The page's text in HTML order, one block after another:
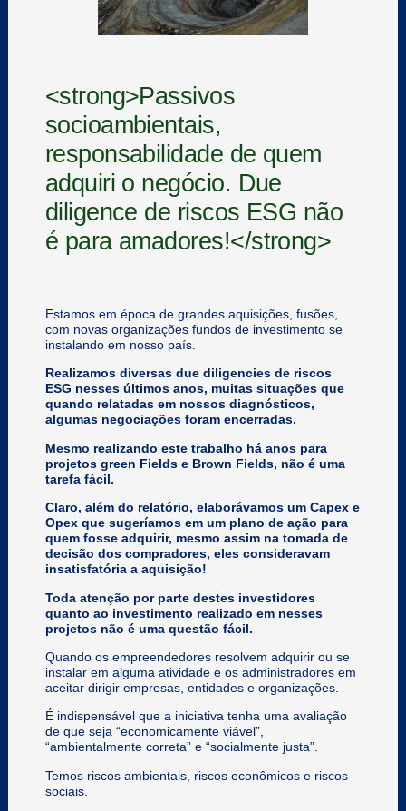
<strong>Passivos
socioambientais,
responsabilidade de quem
adquiri o negócio. Due
diligence de riscos ESG não
é para amadores!</strong>
Estamos em época de grandes aquisições, fusões,
com novas organizações fundos de investimento se
instalando em nosso país.
Realizamos diversas due diligencies de riscos
ESG nesses últimos anos, muitas situações que
quando relatadas em nossos diagnósticos,
algumas negociações foram encerradas.
Mesmo realizando este trabalho há anos para
projetos green Fields e Brown Fields, não é uma
tarefa fácil.
Claro, além do relatório, elaborávamos um Capex e
Opex que sugeríamos em um plano de ação para
quem fosse adquirir, mesmo assim na tomada de
decisão dos compradores, eles consideravam
insatisfatória a aquisição!
Toda atenção por parte destes investidores
quanto ao investimento realizado em nesses
projetos não é uma questão fácil.
Quando os empreendedores resolvem adquirir ou se
instalar em alguma atividade e os administradores em
aceitar dirigir empresas, entidades e organizações.
É indispensável que a iniciativa tenha uma avaliação
de que seja “economicamente viável”,
“ambientalmente correta” e “socialmente justa”.
Temos riscos ambientais, riscos econômicos e riscos
sociais.